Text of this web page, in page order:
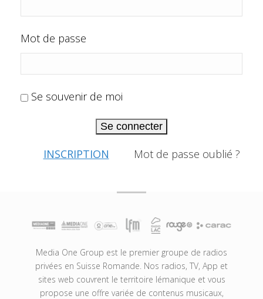
Mot de passe
Se souvenir de moi
Se connecter
INSCRIPTION Mot de passe oublié ?
Media One Group est le premier groupe de radios
privées en Suisse Romande. Nos radios, TV, App et
sites web couvrent le territoire lémanique et vous
propose une offre variée de contenus musicaux,